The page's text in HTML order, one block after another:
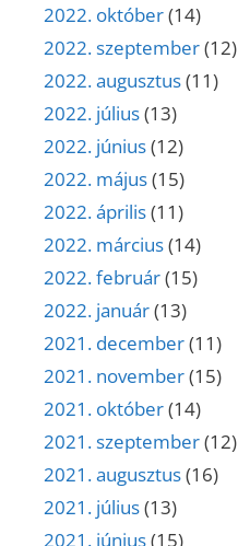
2022. október(14)
2022. szeptember(12)
2022. augusztus(11)
2022. július(13)
2022. június(12)
2022. május(15)
2022. április(11)
2022. március(14)
2022. február(15)
2022. január(13)
2021. december(11)
2021. november(15)
2021. október(14)
2021. szeptember(12)
2021. augusztus(16)
2021. július(13)
2021. június(15)